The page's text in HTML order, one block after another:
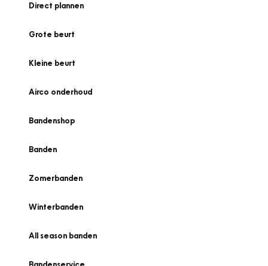
Direct plannen
Grote beurt
Kleine beurt
Airco onderhoud
Bandenshop
Banden
Zomerbanden
Winterbanden
All season banden